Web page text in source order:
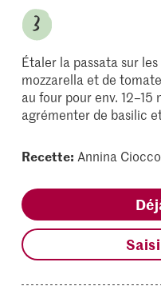
Étaler la passata sur
mozzarella et de
au four pour env. 12–15
agrémenter de basilic
Recette: Annina Ciocco